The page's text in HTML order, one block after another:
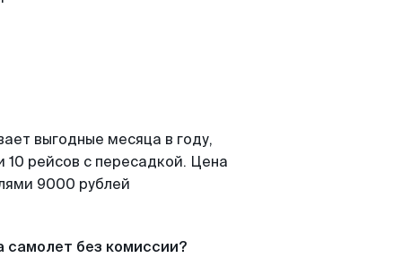
выгодные месяца в году,
рейсов с пересадкой. Цена
9000 рублей
самолет без комиссии?